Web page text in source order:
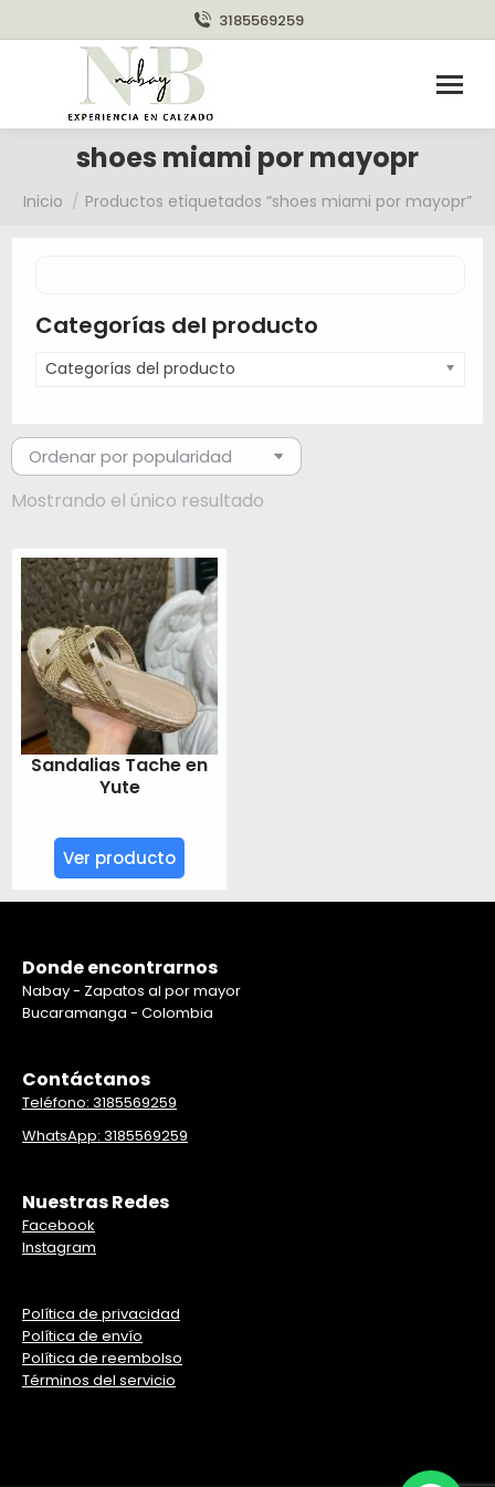
3185569259
shoes miami por mayopr
Estás aquí:
Inicio Productos etiquetados “shoes miami por mayopr”
Categorías del producto
Categorías del producto
Mostrando el único resultado
Sandalias Tache en
Yute
Ver producto
Donde encontrarnos
Nabay - Zapatos al por mayor
Bucaramanga - Colombia
Contáctanos
Teléfono: 3185569259
WhatsApp: 3185569259
Nuestras Redes
Facebook
Instagram
Política de privacidad
Política de envío
Política de reembolso
Términos del servicio